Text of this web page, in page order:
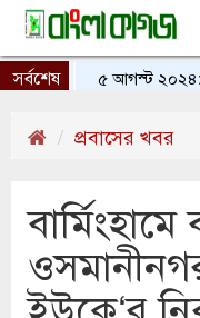
সর্বশেষ ৫ আগস্ট ২০২৪:
প্রবাসের খবর
বার্মিংহামে
ইউকে‘র